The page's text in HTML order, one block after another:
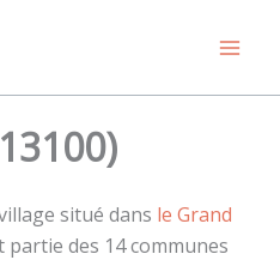
situé dans le Grand
partie des 14 communes